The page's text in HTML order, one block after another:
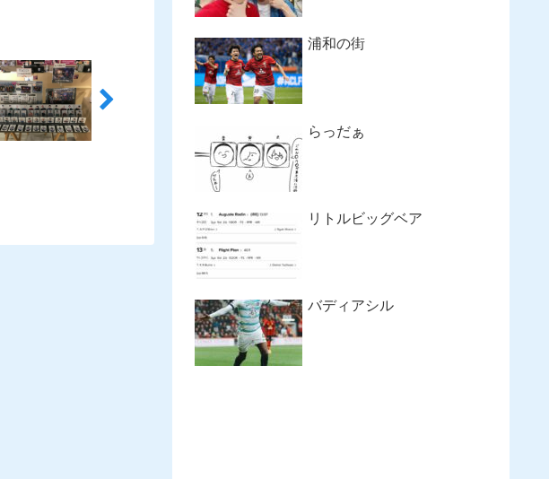
浦和の街
らっだぁ
リトルビッグベア
バディアシル